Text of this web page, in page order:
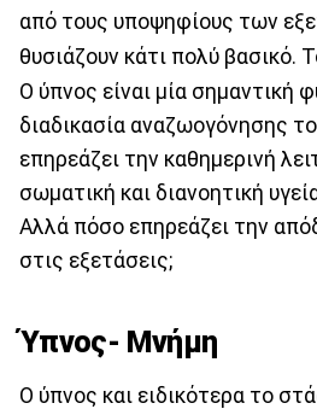
από τους υποψηφίους των
θυσιάζουν κάτι πολύ βασικό.
Ο ύπνος είναι μία σημαντική
διαδικασία αναζωογόνησης
επηρεάζει την καθημερινή
σωματική και διανοητική
Αλλά πόσο επηρεάζει την
στις εξετάσεις;
Ύπνος- Μνήμη
Ο ύπνος και ειδικότερα το